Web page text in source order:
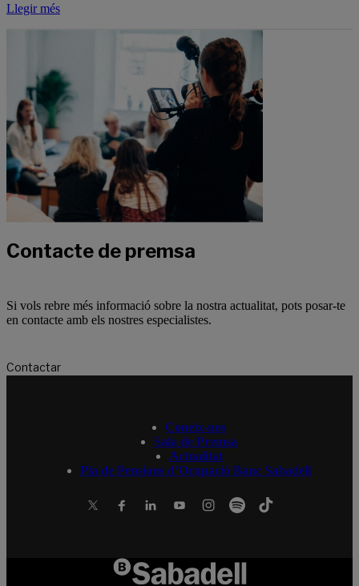
Llegir més
Contacte de premsa
Si vols rebre més informació sobre la nostra actualitat, pots posar-te
en contacte amb els nostres especialistes.
Contactar
Coneix-nos
Sala de Premsa
Actualitat
Pla de Pensions d’Ocupació Banc Sabadell